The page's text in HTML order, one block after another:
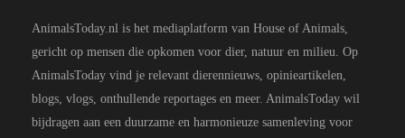
AnimalsToday.nl is het mediaplatform van House of Animals,
gericht op mensen die opkomen voor dier, natuur en milieu. Op
AnimalsToday vind je relevant dierennieuws, opinieartikelen,
blogs, vlogs, onthullende reportages en meer. AnimalsToday wil
bijdragen aan een duurzame en harmonieuze samenleving voor